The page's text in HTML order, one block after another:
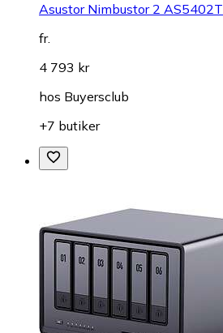
Asustor Nimbustor 2 AS5402T
fr.
4 793 kr
hos Buyersclub
+7 butiker